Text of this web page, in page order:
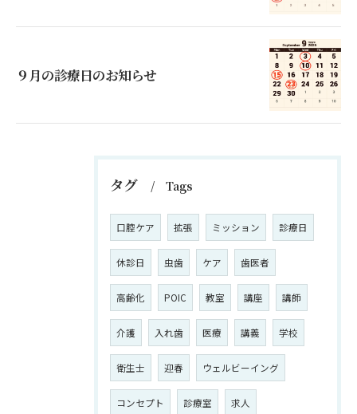
９月の診療日のお知らせ
タグ Tags
口腔ケア 拡張 ミッション 診療日
休診日 虫歯 ケア 歯医者
高齢化 POIC 教室 講座 講師
介護 入れ歯 医療 講義 学校
衛生士 迎春 ウェルビーイング
コンセプト 診療室 求人